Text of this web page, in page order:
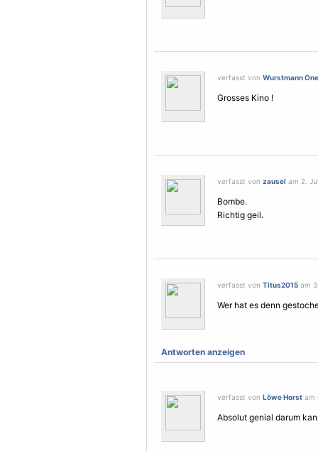
verfasst von Wurstmann One
Grosses Kino !
verfasst von zausel am 2.
Bombe.
Richtig geil.
verfasst von Titus2015 am
Wer hat es denn
Antworten anzeigen
verfasst von Löwe Horst am
Absolut genial darum